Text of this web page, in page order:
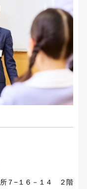
７−１６－１４ ２階